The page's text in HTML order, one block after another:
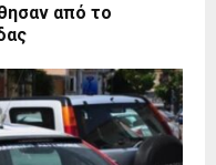
από το